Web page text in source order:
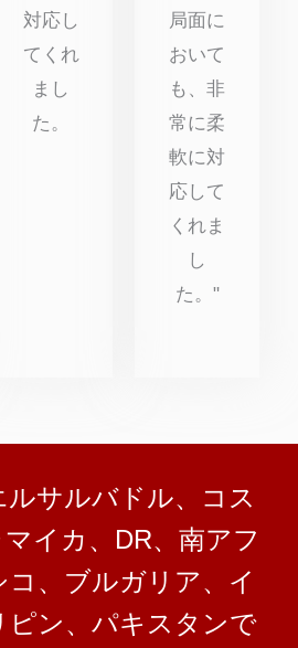
対応し
てくれ
まし
た。
局面に
おいて
も、非
常に柔
軟に対
応して
くれま
し
た。"
サルバドル、コス
イカ、DR、南アフ
コ、ブルガリア、イ
ピン、パキスタンで